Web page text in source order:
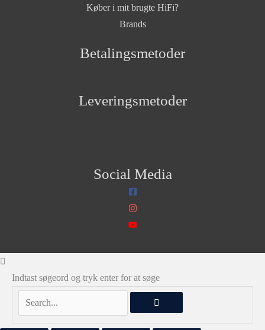
Køber i mit brugte HiFi?
Brands
Betalingsmetoder
Leveringsmetoder
Social Media
Indtast søgeord og tryk enter for at søge